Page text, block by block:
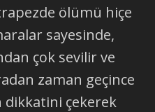
ölümü hiçe
sayesinde,
çok sevilir ve
zaman geçince
çekerek